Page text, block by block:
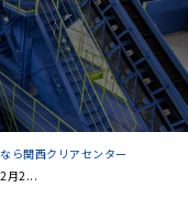
ら関西クリアセンター
月2...